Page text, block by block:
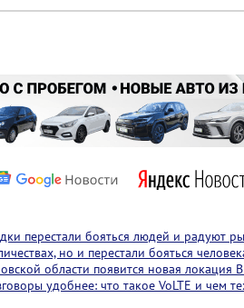
перестали бояться людей и радуют
но и перестали бояться
области появится новая локация
удобнее: что такое VoLTE и чем